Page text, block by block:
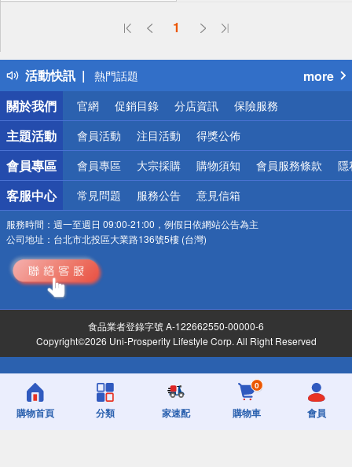
1
活動快訊
偏遠地區配送
得獎公告
熱門話題
銀行優惠
偏遠地區配送
詐騙網頁！請小心！
more
關於我們
官網 促銷目錄 分店資訊 保險服務
主題活動 會員活動 注目活動 得獎公佈
會員專區 會員專區 大宗採購 購物須知 會員服務條款 隱
客服中心 常見問題 服務公告 意見信箱
服務時間： 週一至週日 09:00-21:00，例假日依網站公告為主
公司地址： 台北市北投區大業路136號5樓 (台灣)
食品業者登錄字號 A-122662550-00000-6
Copyright©2026 Uni-Prosperity Lifestyle Corp. All Right Reserved
購物首頁 分類 家速配
0
購物車 會員